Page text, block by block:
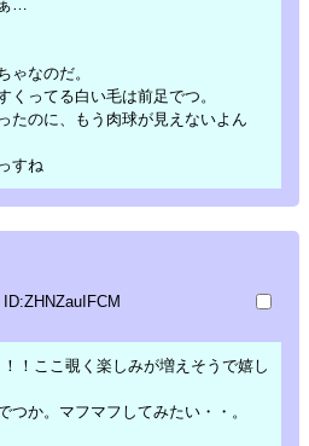
…
ゃなのだ。
くってる白い毛は前足でつ。
たのに、もう肉球が見えないよん
すね
ID:ZHNZauIFCM
！ここ覗く楽しみが増えそうで嬉し
つか。マフマフしてみたい・・。